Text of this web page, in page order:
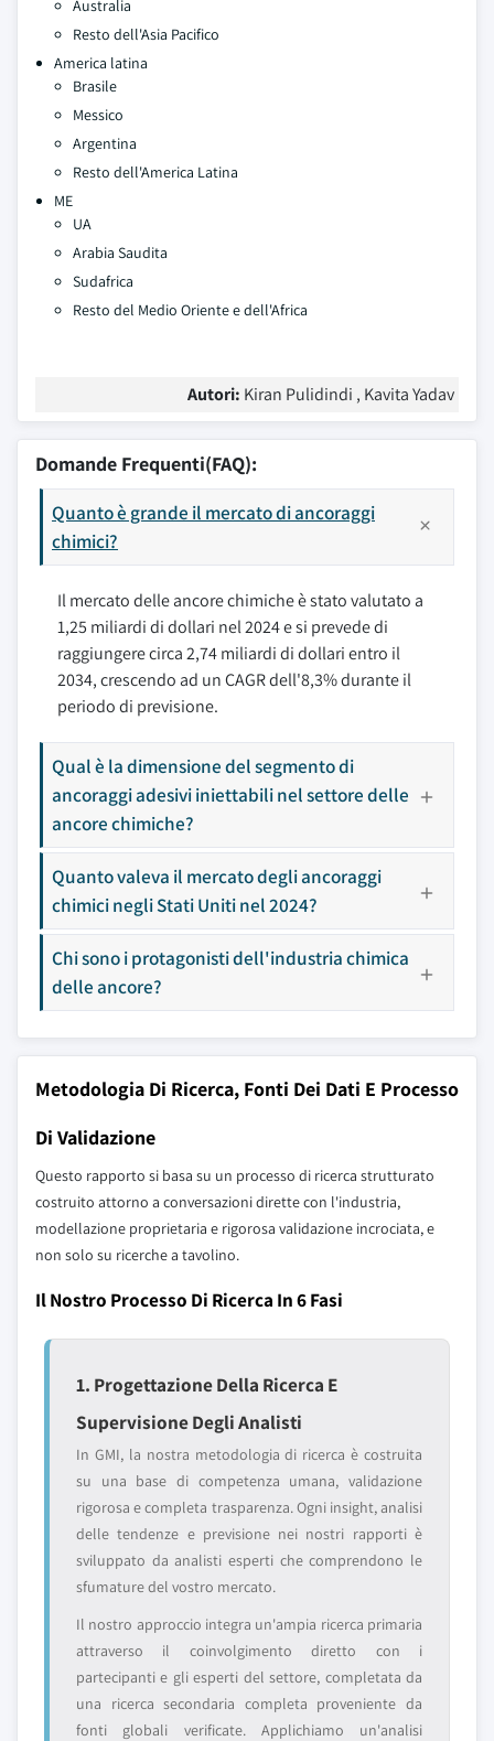
Australia
Resto dell'Asia Pacifico
America latina
Brasile
Messico
Argentina
Resto dell'America Latina
ME
UA
Arabia Saudita
Sudafrica
Resto del Medio Oriente e dell'Africa
Autori: Kiran Pulidindi , Kavita Yadav
Domande Frequenti(FAQ):
Quanto è grande il mercato di ancoraggi
chimici?
Il mercato delle ancore chimiche è stato valutato a
1,25 miliardi di dollari nel 2024 e si prevede di
raggiungere circa 2,74 miliardi di dollari entro il
2034, crescendo ad un CAGR dell'8,3% durante il
periodo di previsione.
Qual è la dimensione del segmento di
ancoraggi adesivi iniettabili nel settore delle
ancore chimiche?
Quanto valeva il mercato degli ancoraggi
chimici negli Stati Uniti nel 2024?
Chi sono i protagonisti dell'industria chimica
delle ancore?
Metodologia Di Ricerca, Fonti Dei Dati E Processo
Di Validazione
Questo rapporto si basa su un processo di ricerca strutturato
costruito attorno a conversazioni dirette con l'industria,
modellazione proprietaria e rigorosa validazione incrociata, e
non solo su ricerche a tavolino.
Il Nostro Processo Di Ricerca In 6 Fasi
1. Progettazione Della Ricerca E
Supervisione Degli Analisti
In GMI, la nostra metodologia di ricerca è costruita
su una base di competenza umana, validazione
rigorosa e completa trasparenza. Ogni insight, analisi
delle tendenze e previsione nei nostri rapporti è
sviluppato da analisti esperti che comprendono le
sfumature del vostro mercato.
Il nostro approccio integra un'ampia ricerca primaria
attraverso il coinvolgimento diretto con i
partecipanti e gli esperti del settore, completata da
una ricerca secondaria completa proveniente da
fonti globali verificate. Applichiamo un'analisi